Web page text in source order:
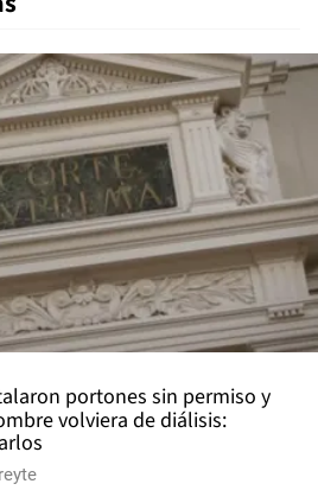
portones sin permiso y
volviera de diálisis: